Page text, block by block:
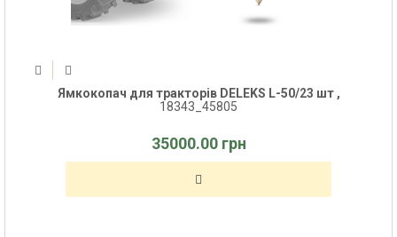
Ямкокопач для тракторів DELEKS L-50/23 шт ,
18343_45805
35000.00 грн